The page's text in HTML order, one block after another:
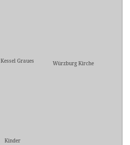
Graues Würzburg Kirche
Kinder